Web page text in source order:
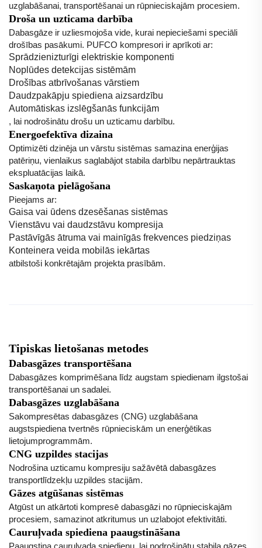
uzglabāšanai, transportēšanai un rūpnieciskajām procesiem.
Droša un uzticama darbība
Dabasgāze ir uzliesmojoša vide, kurai nepieciešami speciāli
drošības pasākumi. PUFCO kompresori ir aprīkoti ar:
Sprādzienizturīgi elektriskie komponenti
Noplūdes detekcijas sistēmām
Drošības atbrīvošanas vārstiem
Daudzpakāpju spiediena aizsardzību
Automātiskas izslēgšanās funkcijām
, lai nodrošinātu drošu un uzticamu darbību.
Energoefektīva dizaina
Optimizēti dzinēja un vārstu sistēmas samazina enerģijas
patēriņu, vienlaikus saglabājot stabila darbību nepārtrauktas
ekspluatācijas laikā.
Saskaņota pielāgošana
Pieejams ar:
Gaisa vai ūdens dzesēšanas sistēmas
Vienstāvu vai daudzstāvu kompresija
Pastāvīgās ātruma vai mainīgās frekvences piedziņas
Konteinera veida mobilās iekārtas
atbilstoši konkrētajām projekta prasībām.
Tipiskas lietošanas metodes
Dabasgāzes transportēšana
Dabasgāzes komprimēšana līdz augstam spiedienam ilgstošai
transportēšanai un sadalei.
Dabasgāzes uzglabāšana
Sakompresētas dabasgāzes (CNG) uzglabāšana
augstspiediena tvertnēs rūpnieciskām un enerģētikas
lietojumprogrammām.
CNG uzpildes stacijas
Nodrošina uzticamu kompresiju sažāvētā dabasgāzes
transportlīdzekļu uzpildes stacijām.
Gāzes atgūšanas sistēmas
Atgūst un atkārtoti kompresē dabasgāzi no rūpnieciskajām
procesiem, samazinot atkritumus un uzlabojot efektivitāti.
Cauruļvada spiediena paaugstināšana